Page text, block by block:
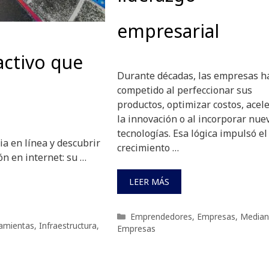
que
en línea y descubrir
en internet: su …
, Infraestructura,
empresarial
Durante décadas, las empresas
competido al perfeccionar sus
productos, optimizar costos,
la innovación o al incorporar
tecnologías. Esa lógica impulsó el
crecimiento …
LEER MÁS
Categorías
Emprendedores, Empresas,
Empresas